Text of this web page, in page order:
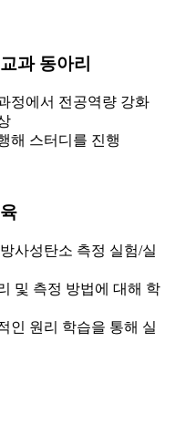
과 동아리
정에서 전공역량 강화
해 스터디를 진행
사성탄소 측정 실험/실
및 측정 방법에 대해 학
인 원리 학습을 통해 실